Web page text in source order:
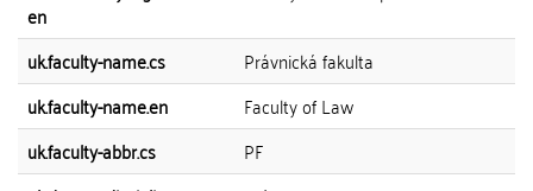
en
uk.faculty-name.cs
Právnická fakulta
uk.faculty-name.en
Faculty of Law
uk.faculty-abbr.cs
PF